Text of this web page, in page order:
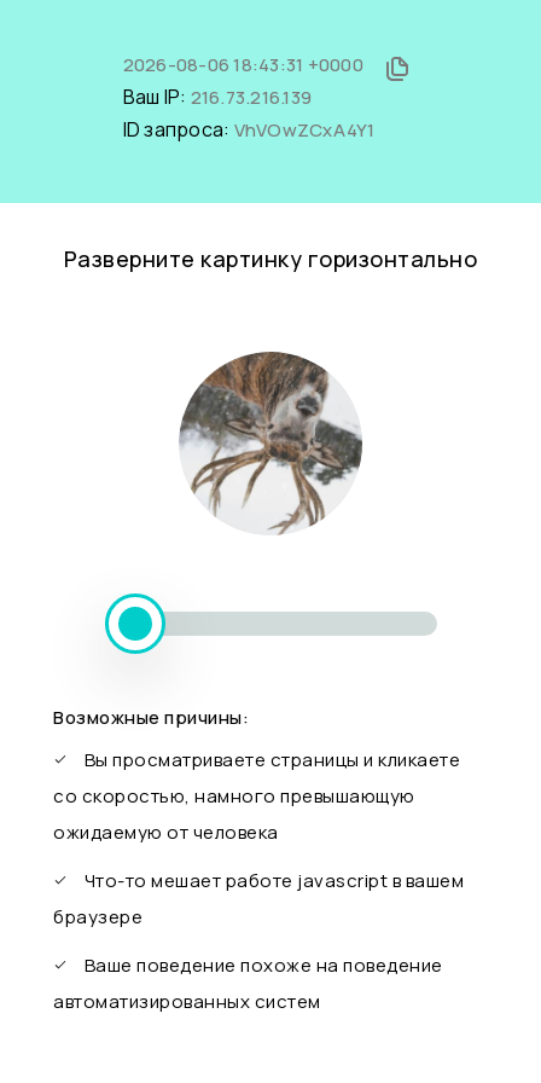
2026-08-06 18:43:31 +0000
Ваш IP: 216.73.216.139
ID запроса: VhVOwZCxA4Y1
Разверните картинку горизонтально
Возможные причины:
Вы просматриваете страницы и кликаете
со скоростью, намного превышающую
ожидаемую от человека
Что-то мешает работе javascript в вашем
браузере
Ваше поведение похоже на поведение
автоматизированных систем